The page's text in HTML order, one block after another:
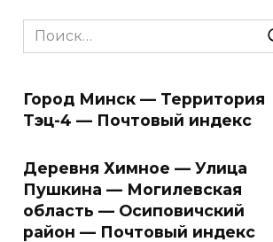
Search
for:
Город Минск — Территория
Тэц-4 — Почтовый индекс
Деревня Химное — Улица
Пушкина — Могилевская
область — Осиповичский
район — Почтовый индекс